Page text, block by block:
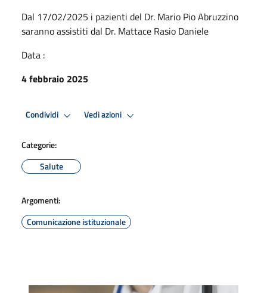
Dal 17/02/2025 i pazienti del Dr. Mario Pio Abruzzino
saranno assistiti dal Dr. Mattace Rasio Daniele
Data :
4 febbraio 2025
Condividi Vedi azioni
Categorie:
Salute
Argomenti:
Comunicazione istituzionale